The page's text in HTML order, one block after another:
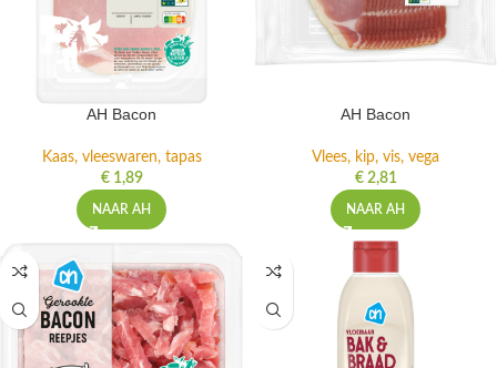
AH Bacon
Kaas, vleeswaren, tapas
€1,89
NAAR AH
AH Bacon
Vlees, kip, vis, vega
€2,81
NAAR AH